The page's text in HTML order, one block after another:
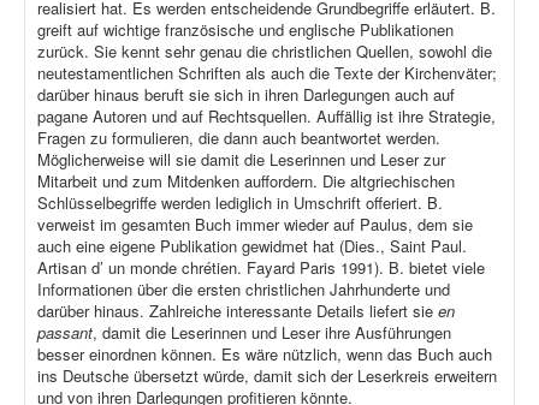
realisiert hat. Es werden entscheidende Grundbegriffe erläutert. B.
greift auf wichtige französische und englische Publikationen
zurück. Sie kennt sehr genau die christlichen Quellen, sowohl die
neutestamentlichen Schriften als auch die Texte der Kirchenväter;
darüber hinaus beruft sie sich in ihren Darlegungen auch auf
pagane Autoren und auf Rechtsquellen. Auffällig ist ihre Strategie,
Fragen zu formulieren, die dann auch beantwortet werden.
Möglicherweise will sie damit die Leserinnen und Leser zur
Mitarbeit und zum Mitdenken auffordern. Die altgriechischen
Schlüsselbegriffe werden lediglich in Umschrift offeriert. B.
verweist im gesamten Buch immer wieder auf Paulus, dem sie
auch eine eigene Publikation gewidmet hat (Dies., Saint Paul.
Artisan d’ un monde chrétien. Fayard Paris 1991). B. bietet viele
Informationen über die ersten christlichen Jahrhunderte und
darüber hinaus. Zahlreiche interessante Details liefert sie en
passant, damit die Leserinnen und Leser ihre Ausführungen
besser einordnen können. Es wäre nützlich, wenn das Buch auch
ins Deutsche übersetzt würde, damit sich der Leserkreis erweitern
und von ihren Darlegungen profitieren könnte.